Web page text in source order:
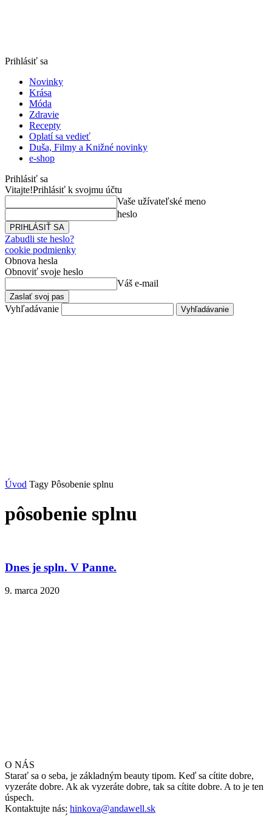
Prihlásiť sa
Novinky
Krása
Móda
Zdravie
Recepty
Oplatí sa vedieť
Duša, Filmy a Knižné novinky
e-shop
Prihlásiť sa
Vitajte!Prihlásiť k svojmu účtu
Vaše užívateľské meno
heslo
Zabudli ste heslo?
cookie podmienky
Obnova hesla
Obnoviť svoje heslo
Váš e-mail
Vyhľadávanie
Úvod Tagy Pôsobenie splnu
pôsobenie splnu
Dnes je spln. V Panne.
9. marca 2020
O NÁS
Starať sa o seba, je základným beauty tipom. Keď sa cítite dobre,
vyzeráte dobre. Ak ak vyzeráte dobre, tak sa cítite dobre. A to je ten
úspech.
Kontaktujte nás: hinkova@andawell.sk